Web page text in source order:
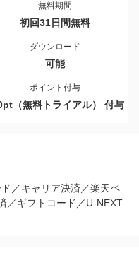
無料期間
初回31日間無料
ダウンロード
可能
ポイント付与
（無料トライアル） 付与
／キャリア決済／楽天ペ
／ギフトコード／U-NEXT